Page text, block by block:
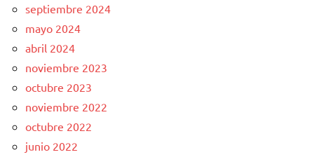
septiembre 2024
mayo 2024
abril 2024
noviembre 2023
octubre 2023
noviembre 2022
octubre 2022
junio 2022